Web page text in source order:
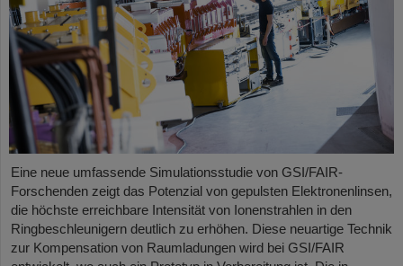
Eine neue umfassende Simulationsstudie von GSI/FAIR-
Forschenden zeigt das Potenzial von gepulsten Elektronenlinsen,
die höchste erreichbare Intensität von Ionenstrahlen in den
Ringbeschleunigern deutlich zu erhöhen. Diese neuartige Technik
zur Kompensation von Raumladungen wird bei GSI/FAIR